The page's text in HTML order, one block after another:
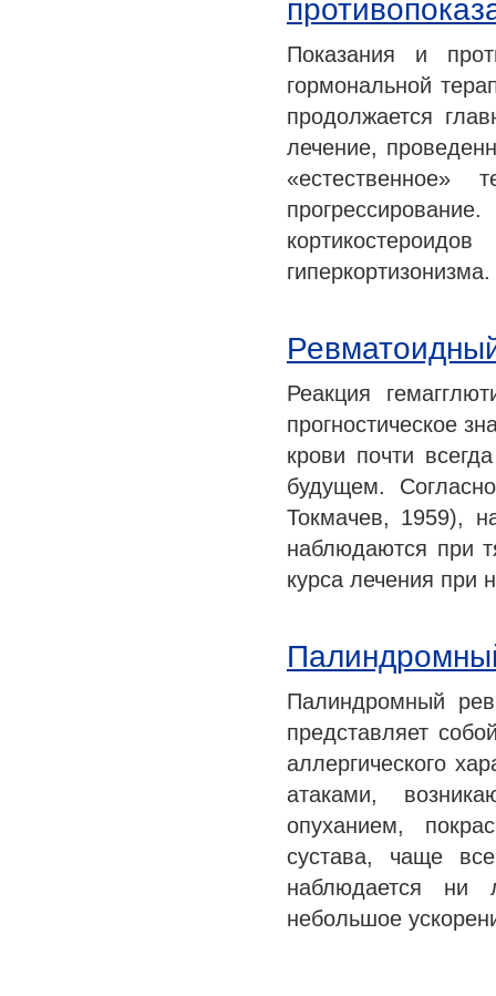
Показания и
гормональной
продолжается
лечение,
Реакция
прогностическое
крови почти
будущем.
Токмачев, 1959),
наблюдаются при
курса лечения при
Палиндромный
представляет
аллергического
атаками,
опуханием,
сустава, чаще
наблюдается ни
небольшое